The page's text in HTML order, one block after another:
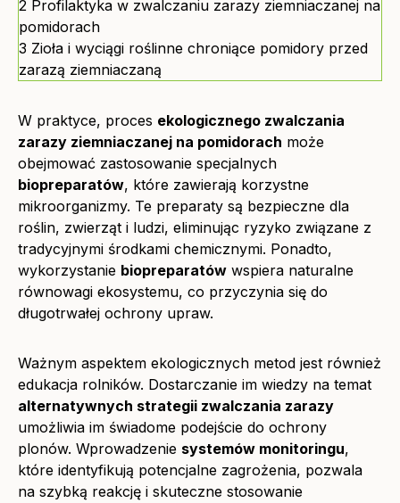
2 Profilaktyka w zwalczaniu zarazy ziemniaczanej na
pomidorach
3 Zioła i wyciągi roślinne chroniące pomidory przed
zarazą ziemniaczaną
W praktyce, proces ekologicznego zwalczania
zarazy ziemniaczanej na pomidorach może
obejmować zastosowanie specjalnych
biopreparatów, które zawierają korzystne
mikroorganizmy. Te preparaty są bezpieczne dla
roślin, zwierząt i ludzi, eliminując ryzyko związane z
tradycyjnymi środkami chemicznymi. Ponadto,
wykorzystanie biopreparatów wspiera naturalne
równowagi ekosystemu, co przyczynia się do
długotrwałej ochrony upraw.
Ważnym aspektem ekologicznych metod jest również
edukacja rolników. Dostarczanie im wiedzy na temat
alternatywnych strategii zwalczania zarazy
umożliwia im świadome podejście do ochrony
plonów. Wprowadzenie systemów monitoringu,
które identyfikują potencjalne zagrożenia, pozwala
na szybką reakcję i skuteczne stosowanie